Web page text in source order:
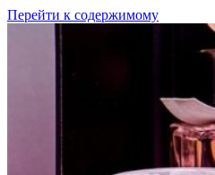
Перейти к содержимому